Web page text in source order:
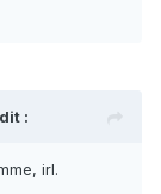
:
, irl.